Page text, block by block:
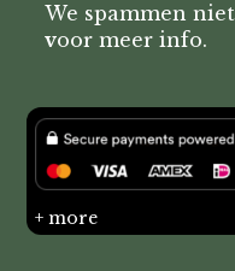
We spammen
voor meer info.
+ more